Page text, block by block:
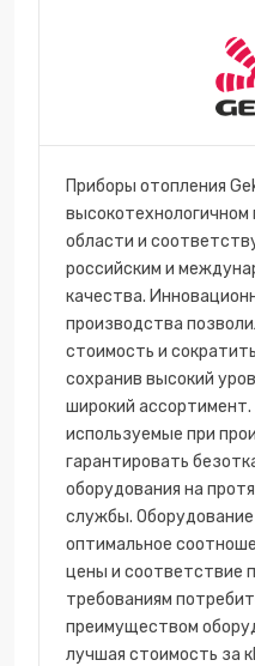
Приборы отопления
области и
российским и
качества.
производства
стоимость и
сохранив высокий
широкий
используемые при
гарантировать
оборудования на
службы.
оптимальное
цены и соответствие
требованиям
преимуществом
лучшая стоимость за